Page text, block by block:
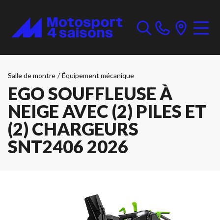
Salle de montre / Équipement mécanique
EGO SOUFFLEUSE À
NEIGE AVEC (2) PILES ET
(2) CHARGEURS
SNT2406 2026